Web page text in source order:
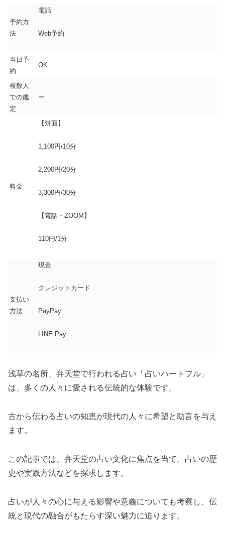
予約方
法
電話
Web予約
当日予
約
OK
複数人
での鑑
定
ー
料金
【対面】
1,100円/10分
2,200円/20分
3,300円/30分
【電話・ZOOM】
110円/1分
支払い
方法
現金
クレジットカード
PayPay
LINE Pay
浅草の名所、弁天堂で行われる占い「占いハートフル」
は、多くの人々に愛される伝統的な体験です。
古から伝わる占いの知恵が現代の人々に希望と助言を与え
ます。
この記事では、弁天堂の占い文化に焦点を当て、占いの歴
史や実践方法などを探求します。
占いが人々の心に与える影響や意義についても考察し、伝
統と現代の融合がもたらす深い魅力に迫ります。